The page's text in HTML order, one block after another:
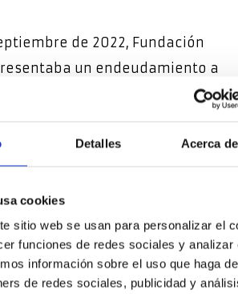
Detalles Acerca
cookies
sitio web se usan para personalizar el
funciones de redes sociales y analizar
información sobre el uso que haga
de redes sociales, publicidad y
de 2022, Fundación
un endeudamiento a
euros,
de 2022, Fundación
mantenía viva ninguna